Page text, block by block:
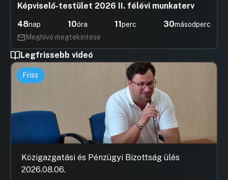
Képviselő-testület 2026 II. félévi munkaterv
48nap 10óra 11perc 29másodperc
Meghívó megtekintése
Legfrissebb videó
Friss
Közigazgatási és Pénzügyi Bizottság ülés
2026.08.06.